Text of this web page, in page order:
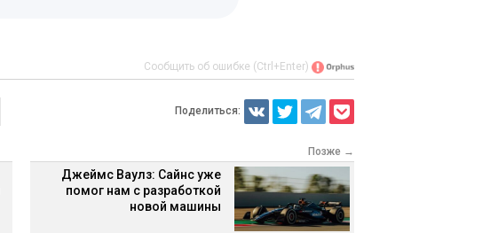
Сообщить об ошибке (Ctrl+Enter)
Поделиться:
Позже →
Джеймс Ваулз: Сайнс уже
помог нам с разработкой
новой машины